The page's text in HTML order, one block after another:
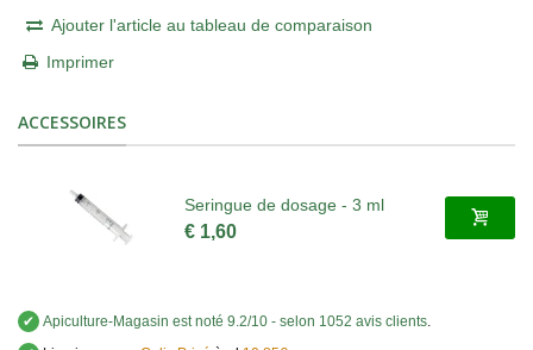
Ajouter l'article au tableau de comparaison
Imprimer
ACCESSOIRES
Seringue de dosage - 3 ml
€ 1,60
✔ Apiculture-Magasin est noté 9.2/10 - selon 1052 avis clients.